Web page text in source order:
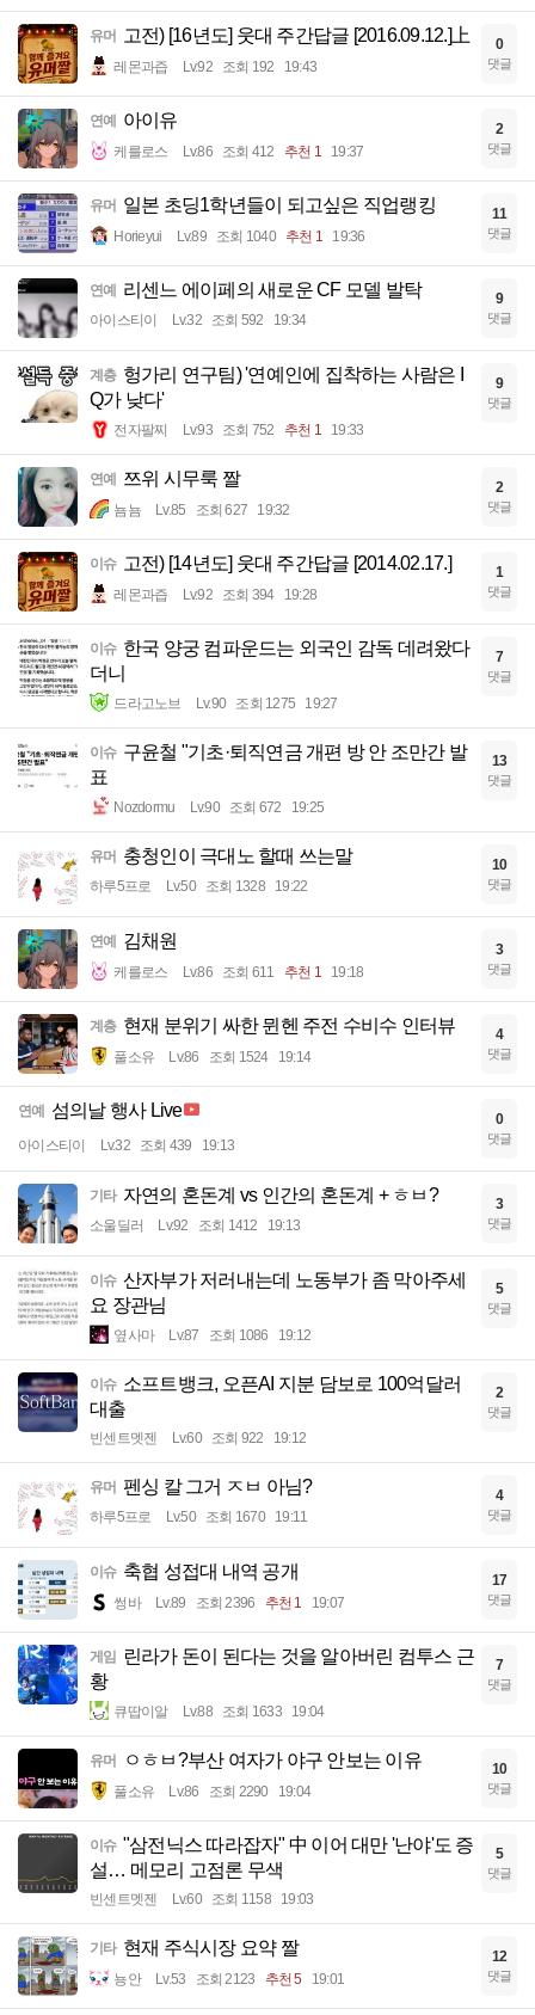
유머 고전) [16년도] 웃대 주간답글 [2016.09.12.]上
레몬과즙 Lv.92 조회 192 19:43
0
댓글
연예 아이유
케를로스 Lv.86 조회 412 추천 1 19:37
2
댓글
유머 일본 초딩1학년들이 되고싶은 직업랭킹
Horieyui Lv.89 조회 1040 추천 1 19:36
11
댓글
연예 리센느 에이페의 새로운 CF 모델 발탁
아이스티이 Lv.32 조회 592 19:34
9
댓글
계층 헝가리 연구팀) '연예인에 집착하는 사람은 I
Q가 낮다'
전자팔찌 Lv.93 조회 752 추천 1 19:33
9
댓글
연예 쯔위 시무룩 짤
뇸뇸 Lv.85 조회 627 19:32
2
댓글
이슈 고전) [14년도] 웃대 주간답글 [2014.02.17.]
레몬과즙 Lv.92 조회 394 19:28
1
댓글
이슈 한국 양궁 컴파운드는 외국인 감독 데려왔다
더니
드라고노브 Lv.90 조회 1275 19:27
7
댓글
이슈 구윤철 "기초·퇴직연금 개편 방 안 조만간 발
표
Nozdormu Lv.90 조회 672 19:25
13
댓글
유머 충청인이 극대노 할때 쓰는말
하루5프로 Lv.50 조회 1328 19:22
10
댓글
연예 김채원
케를로스 Lv.86 조회 611 추천 1 19:18
3
댓글
계층 현재 분위기 싸한 뮌헨 주전 수비수 인터뷰
풀소유 Lv.86 조회 1524 19:14
4
댓글
연예 섬의날 행사 Live
아이스티이 Lv.32 조회 439 19:13
0
댓글
기타 자연의 혼돈계 vs 인간의 혼돈계 + ㅎㅂ?
소울딜러 Lv.92 조회 1412 19:13
3
댓글
이슈 산자부가 저러내는데 노동부가 좀 막아주세
요 장관님
옆사마 Lv.87 조회 1086 19:12
5
댓글
이슈 소프트뱅크, 오픈AI 지분 담보로 100억달러
대출
빈센트멧젠 Lv.60 조회 922 19:12
2
댓글
유머 펜싱 칼 그거 ㅈㅂ 아님?
하루5프로 Lv.50 조회 1670 19:11
4
댓글
이슈 축협 성접대 내역 공개
썽바 Lv.89 조회 2396 추천 1 19:07
17
댓글
게임
린라가 돈이 된다는 것을 알아버린 컴투스 근
황
큐땁이알 Lv.88 조회 1633 19:04
7
댓글
유머 ㅇㅎㅂ?부산 여자가 야구 안보는 이유
풀소유 Lv.86 조회 2290 19:04
10
댓글
이슈 "삼전닉스 따라잡자" 中 이어 대만 '난야'도 증
설… 메모리 고점론 무색
빈센트멧젠 Lv.60 조회 1158 19:03
5
댓글
기타 현재 주식시장 요약 짤
뇽안 Lv.53 조회 2123 추천 5 19:01
12
댓글